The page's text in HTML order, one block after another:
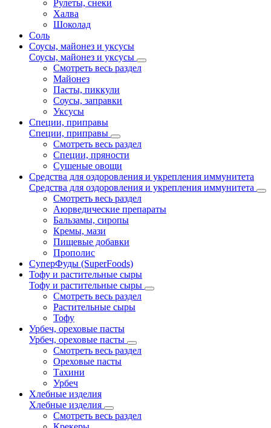
Рулеты, снеки
Халва
Шоколад
Соль
Соусы, майонез и уксусы
Соусы, майонез и уксусы
Смотреть весь раздел
Майонез
Пасты, пиккули
Соусы, заправки
Уксусы
Специи, приправы
Специи, приправы
Смотреть весь раздел
Специи, пряности
Сушеные овощи
Средства для оздоровления и укрепления иммунитета
Средства для оздоровления и укрепления иммунитета
Смотреть весь раздел
Аюрведические препараты
Бальзамы, сиропы
Кремы, мази
Пищевые добавки
Прополис
СуперФуды (SuperFoods)
Тофу и растительные сыры
Тофу и растительные сыры
Смотреть весь раздел
Растительные сыры
Тофу
Урбеч, ореховые пасты
Урбеч, ореховые пасты
Смотреть весь раздел
Ореховые пасты
Тахини
Урбеч
Хлебные изделия
Хлебные изделия
Смотреть весь раздел